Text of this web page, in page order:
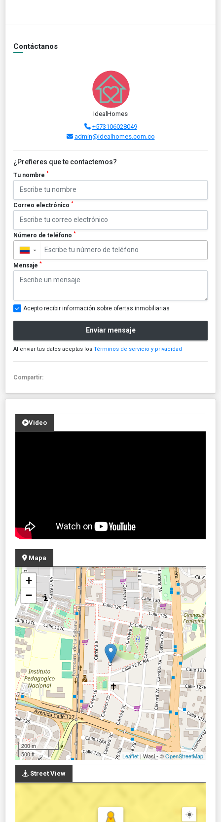
Contáctanos
IdealHomes
+573106028049
admin@idealhomes.com.co
¿Prefieres que te contactemos?
Tu nombre *
Correo electrónico *
Número de teléfono *
▼
Mensaje *
Acepto recibir información sobre ofertas inmobiliarias
Enviar mensaje
Al enviar tus datos aceptas los Términos de servicio y privacidad
Compartir:
Video
Mapa
+
−
200 m
500 ft
Leaflet | Wasi - ©OpenStreetMap
Street View